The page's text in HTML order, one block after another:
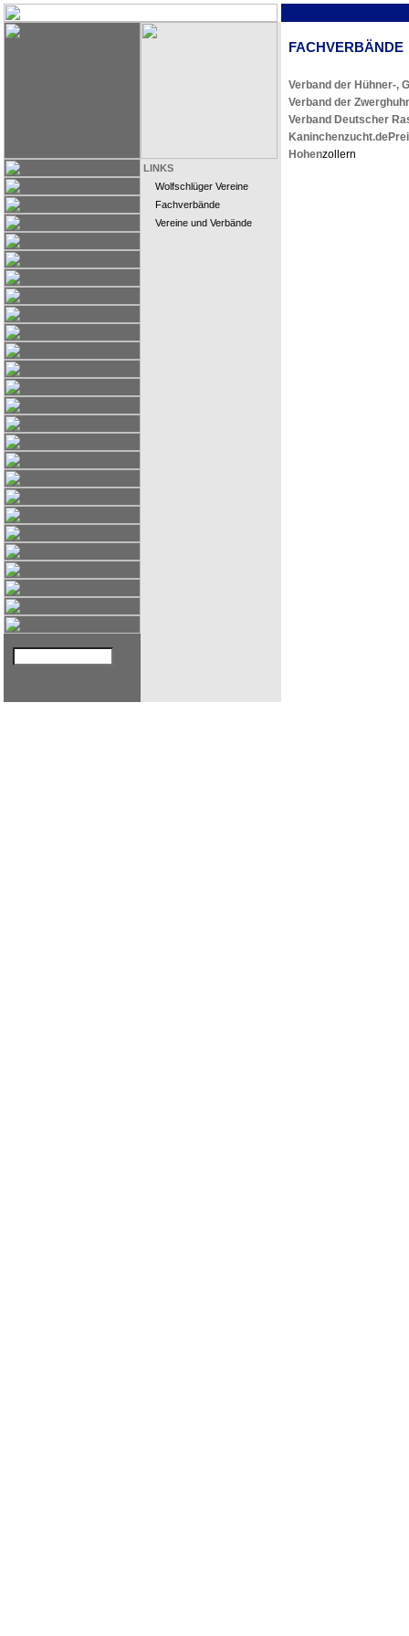
LINKS
Wolfschlüger Vereine
Fachverbände
Vereine und Verbände
FACHVERBÄNDE
Verband der Hühner-,
Verband der
Verband Deutscher
Kaninchenzucht.de
Hohenzollern